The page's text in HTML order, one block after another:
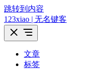
跳转到内容
123xiao | 无名键客
文章
标签